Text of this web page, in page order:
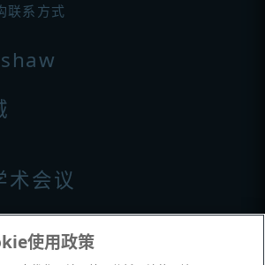
联系方式
术会议
使用政策